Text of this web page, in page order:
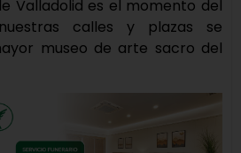
Valladolid es el momento del
calles y plazas se
museo de arte sacro del